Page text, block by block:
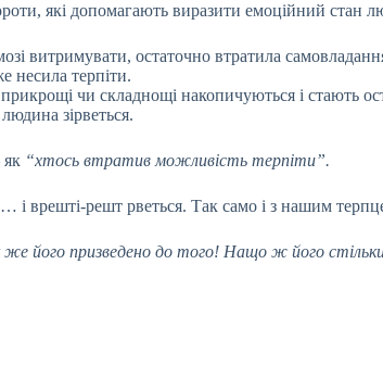
які допомагають виразити емоційний
витримувати, остаточно втратила
несила терпіти.
чи складнощі накопичуються і стають
зірветься.
як “хтось втратив можливість терпіти”.
врешті-решт рветься. Так само і з нашим
же його призведено до того! Нащо ж його